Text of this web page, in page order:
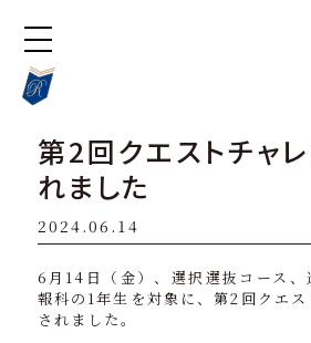
第2回クエストチャ
れました
2024.06.14
6月14日（金）、選択選抜コース、
報科の1年生を対象に、第2回クエ
されました。